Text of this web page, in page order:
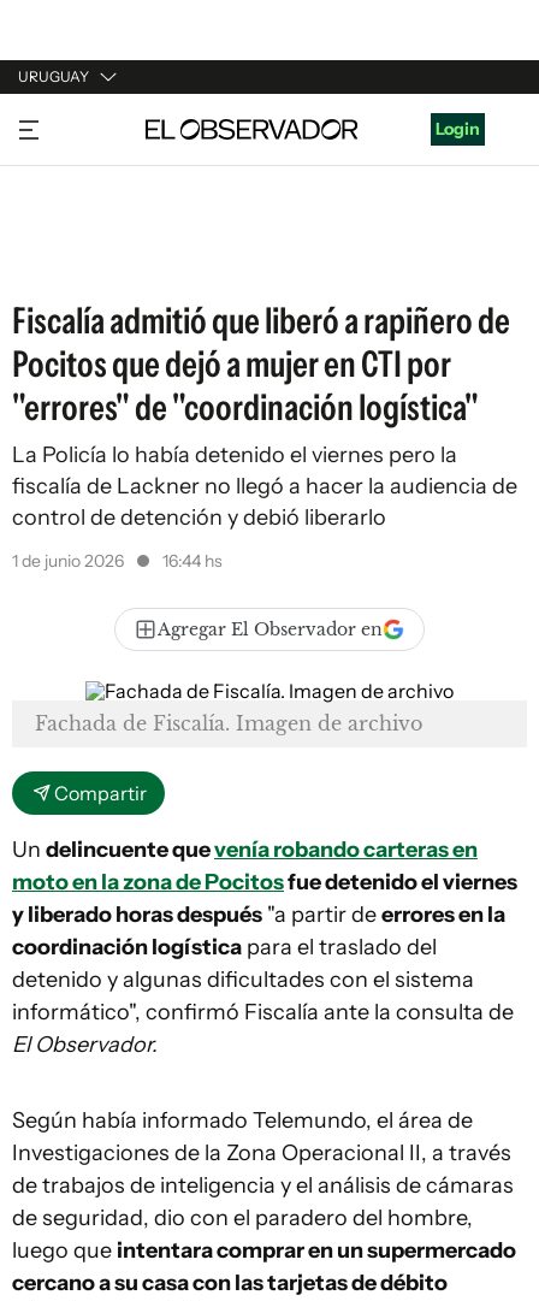
URUGUAY
URUGUAY
ARGENTINA
Login
Fiscalía admitió que liberó a rapiñero de
Pocitos que dejó a mujer en CTI por
"errores" de "coordinación logística"
La Policía lo había detenido el viernes pero la
fiscalía de Lackner no llegó a hacer la audiencia de
control de detención y debió liberarlo
1 de junio 2026 16:44 hs
Agregar El Observador en
Fachada de Fiscalía. Imagen de archivo
Compartir
Un delincuente quevenía robando carteras en
moto en la zona de Pocitosfue detenido el viernes
y liberado horas después "a partir deerrores en la
coordinación logística para el traslado del
detenido y algunas dificultades con el sistema
informático", confirmó Fiscalía ante la consulta de
El Observador.
Según había informado Telemundo, el área de
Investigaciones de la Zona Operacional II, a través
de trabajos de inteligencia y el análisis de cámaras
de seguridad, dio con el paradero del hombre,
luego que intentara comprar en un supermercado
cercano a su casa con las tarjetas de débito